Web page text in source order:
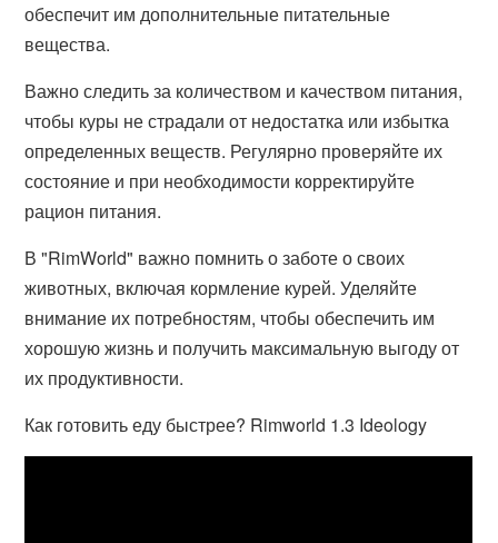
обеспечит им дополнительные питательные
вещества.
Важно следить за количеством и качеством питания,
чтобы куры не страдали от недостатка или избытка
определенных веществ. Регулярно проверяйте их
состояние и при необходимости корректируйте
рацион питания.
В "RimWorld" важно помнить о заботе о своих
животных, включая кормление курей. Уделяйте
внимание их потребностям, чтобы обеспечить им
хорошую жизнь и получить максимальную выгоду от
их продуктивности.
Как готовить еду быстрее? Rimworld 1.3 Ideology